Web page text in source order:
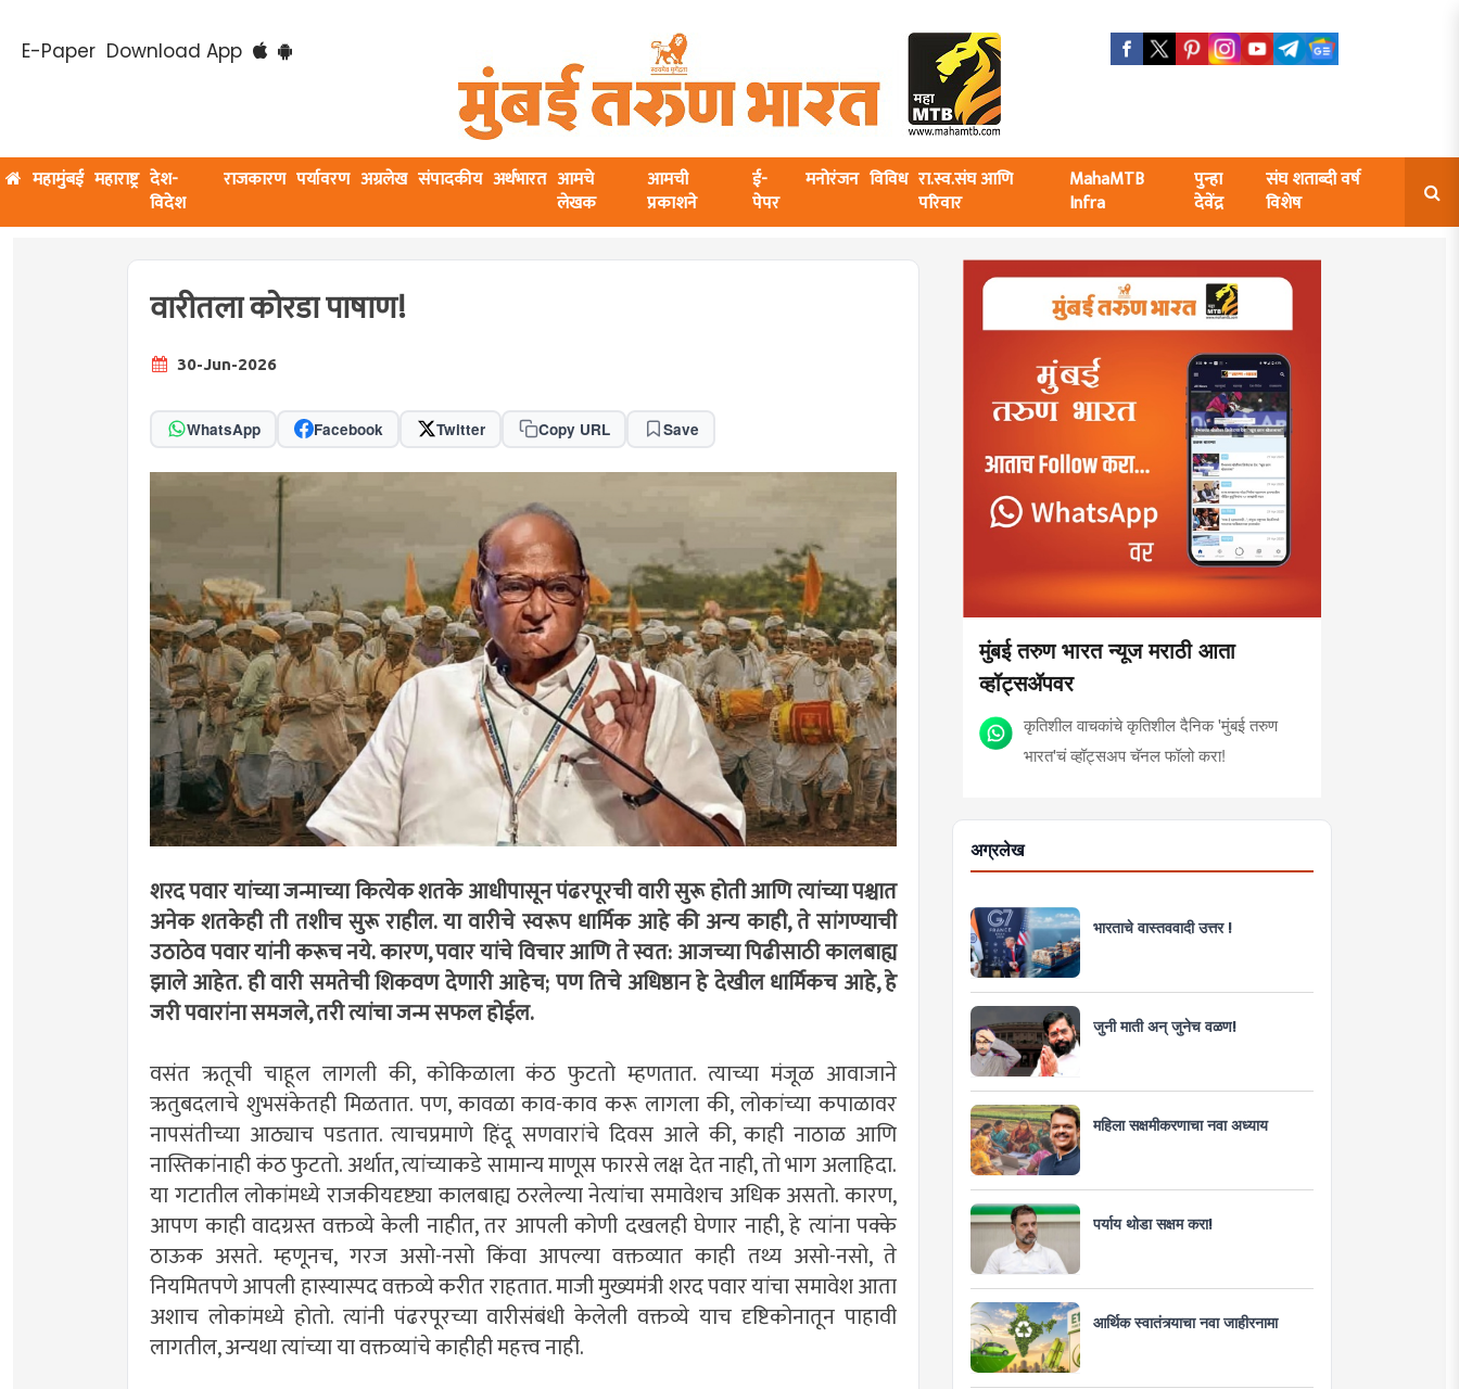
E-Paper Download App
महामुंबई महाराष्ट्र देश-
विदेश
राजकारण पर्यावरण अग्रलेख संपादकीय अर्थभारत आमचे
लेखक
आमची
प्रकाशने
ई-
पेपर
मनोरंजन विविध रा.स्व.संघ आणि
परिवार
MahaMTB
Infra
पुन्हा
देवेंद्र
संघ शताब्दी वर्ष
विशेष
वारीतला कोरडा पाषाण!
30-Jun-2026
WhatsApp Facebook Twitter Copy URL Save
शरद पवार यांच्या जन्माच्या कित्येक शतके आधीपासून पंढरपूरची वारी सुरू होती आणि त्यांच्या पश्चात
अनेक शतकेही ती तशीच सुरू राहील. या वारीचे स्वरूप धार्मिक आहे की अन्य काही, ते सांगण्याची
उठाठेव पवार यांनी करूच नये. कारण, पवार यांचे विचार आणि ते स्वत: आजच्या पिढीसाठी कालबाह्य
झाले आहेत. ही वारी समतेची शिकवण देणारी आहेच; पण तिचे अधिष्ठान हे देखील धार्मिकच आहे, हे
जरी पवारांना समजले, तरी त्यांचा जन्म सफल होईल.
वसंत ऋतूची चाहूल लागली की, कोकिळाला कंठ फुटतो म्हणतात. त्याच्या मंजूळ आवाजाने
ऋतुबदलाचे शुभसंकेतही मिळतात. पण, कावळा काव-काव करू लागला की, लोकांच्या कपाळावर
नापसंतीच्या आठ्याच पडतात. त्याचप्रमाणे हिंदू सणवारांचे दिवस आले की, काही नाठाळ आणि
नास्तिकांनाही कंठ फुटतो. अर्थात, त्यांच्याकडे सामान्य माणूस फारसे लक्ष देत नाही, तो भाग अलाहिदा.
या गटातील लोकांमध्ये राजकीयदृष्ट्या कालबाह्य ठरलेल्या नेत्यांचा समावेशच अधिक असतो. कारण,
आपण काही वादग्रस्त वक्तव्ये केली नाहीत, तर आपली कोणी दखलही घेणार नाही, हे त्यांना पक्के
ठाऊक असते. म्हणूनच, गरज असो-नसो किंवा आपल्या वक्तव्यात काही तथ्य असो-नसो, ते
नियमितपणे आपली हास्यास्पद वक्तव्ये करीत राहतात. माजी मुख्यमंत्री शरद पवार यांचा समावेश आता
अशाच लोकांमध्ये होतो. त्यांनी पंढरपूरच्या वारीसंबंधी केलेली वक्तव्ये याच दृष्टिकोनातून पाहावी
लागतील, अन्यथा त्यांच्या या वक्तव्यांचे काहीही महत्त्व नाही.
मुंबई तरुण भारत न्यूज मराठी आता
व्हॉट्सॲपवर
कृतिशील वाचकांचे कृतिशील दैनिक 'मुंबई तरुण
भारत'चं व्हॉट्सअप चॅनल फॉलो करा!
अग्रलेख
भारताचे वास्तववादी उत्तर !
जुनी माती अन् जुनेच वळण!
महिला सक्षमीकरणाचा नवा अध्याय
पर्याय थोडा सक्षम करा!
आर्थिक स्वातंत्र्याचा नवा जाहीरनामा